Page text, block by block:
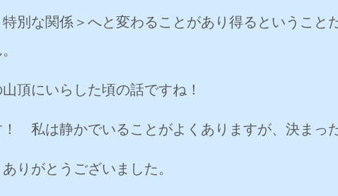
別な関係＞へと変わることがあり得るということ
頂にいらした頃の話ですね！
私は静かでいることがよくありますが、決まっ
りがとうございました。